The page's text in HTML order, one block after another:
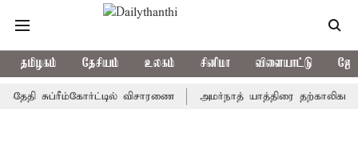
தமிழகம் தேசியம் உலகம் சினிமா விளையாட்டு
சுப்ரீம்கோர்ட்டில் விசாரணை அமர்நாத் யாத்திரை தற்காலிகமாக